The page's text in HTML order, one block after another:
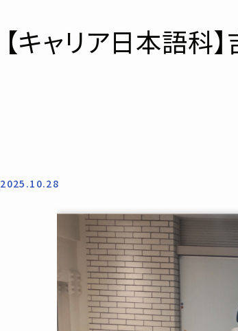
【キャリア日本語科
2025.10.28